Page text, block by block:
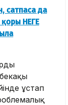
сатпаса да
НЕГЕ
ұстап